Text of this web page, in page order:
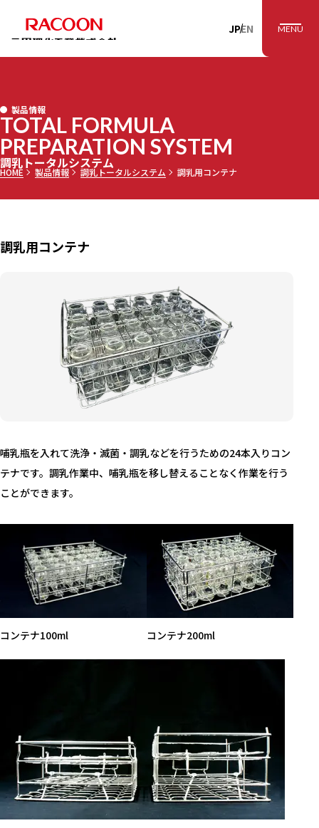
RACOON 三田理
JPEN MENU
製品情報
TOTAL FORMULA
PREPARATION SYSTEM
調乳トータルシステム
HOME 製品情報 調乳トータルシステム 調乳用コンテナ
調乳用コンテナ
哺乳瓶を入れて洗浄・滅菌・調乳などを行うための24本入りコン
テナです。調乳作業中、哺乳瓶を移し替えることなく作業を行う
ことができます。
コンテナ100ml コンテナ200ml